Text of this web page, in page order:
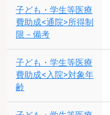
子ども・学生等医療
費助成<通院>所得制
限－備考
子ども・学生等医療
費助成<入院>対象年
齢